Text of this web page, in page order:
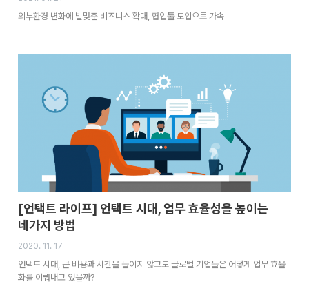
외부환경 변화에 발맞춘 비즈니스 확대, 협업툴 도입으로 가속
[언택트 라이프] 언택트 시대, 업무 효율성을 높이는
네가지 방법
2020. 11. 17
언택트 시대, 큰 비용과 시간을 들이지 않고도 글로벌 기업들은 어떻게 업무 효율
화를 이뤄내고 있을까?